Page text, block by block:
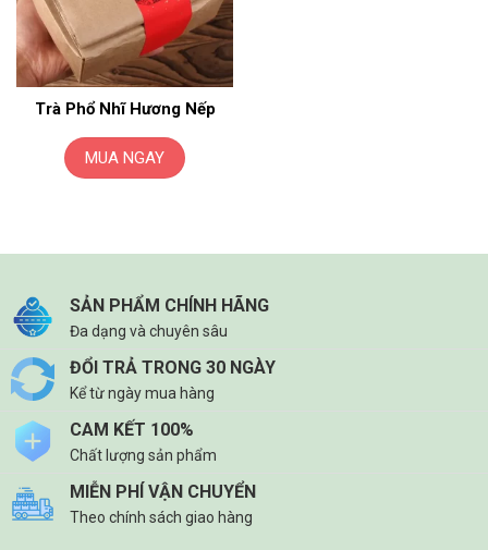
Trà Phổ Nhĩ Hương Nếp
MUA NGAY
SẢN PHẨM CHÍNH HÃNG
Đa dạng và chuyên sâu
ĐỔI TRẢ TRONG 30 NGÀY
Kể từ ngày mua hàng
CAM KẾT 100%
Chất lượng sản phẩm
MIỄN PHÍ VẬN CHUYỂN
Theo chính sách giao hàng